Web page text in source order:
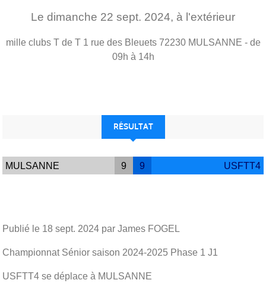
Le dimanche 22 sept. 2024, à l'extérieur
mille clubs T de T 1 rue des Bleuets 72230 MULSANNE - de
09h à 14h
RÉSULTAT
MULSANNE 9 9 USFTT4
Publié le 18 sept. 2024 par James FOGEL
Championnat Sénior saison 2024-2025 Phase 1 J1
USFTT4 se déplace à MULSANNE